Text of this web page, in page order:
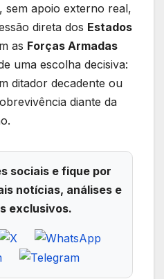
sem apoio externo real,
direta dos Estados
as Forças Armadas
uma escolha decisiva:
ditador decadente ou
diante da
sociais e fique por
notícias, análises e
exclusivos.